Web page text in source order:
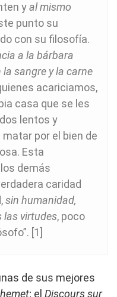
yal mismo
punto su
con su filosofía.
a la bárbara
sangre y la carne
acariciamos,
casa que se les
lentos y
matar por el bien de
Esta
demás
caridad
sin humanidad,
las virtudes, poco
[1]
de sus mejores
; el Discours sur